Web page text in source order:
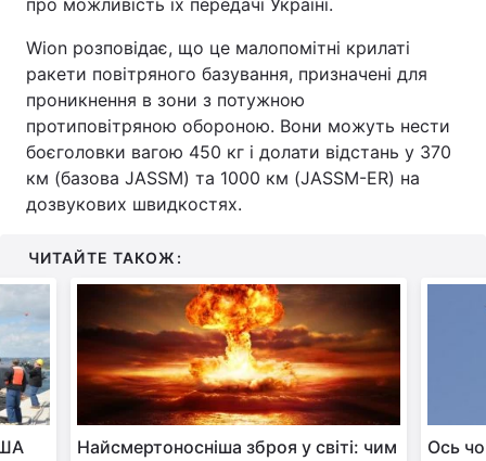
про можливість їх передачі Україні.
Wion розповідає, що це малопомітні крилаті
ракети повітряного базування, призначені для
проникнення в зони з потужною
протиповітряною обороною. Вони можуть нести
боєголовки вагою 450 кг і долати відстань у 370
км (базова JASSM) та 1000 км (JASSM-ER) на
дозвукових швидкостях.
ЧИТАЙТЕ ТАКОЖ:
Найсмертоносніша зброя у світі: чим
Ось